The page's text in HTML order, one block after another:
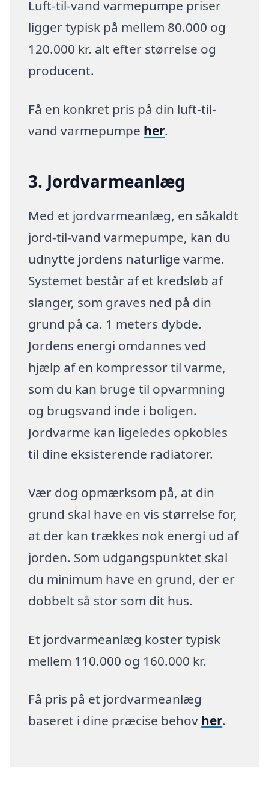
Luft-til-vand varmepumpe priser
ligger typisk på mellem 80.000 og
120.000 kr. alt efter størrelse og
producent.
Få en konkret pris på din luft-til-
vand varmepumpe her.
3. Jordvarmeanlæg
Med et jordvarmeanlæg, en såkaldt
jord-til-vand varmepumpe, kan du
udnytte jordens naturlige varme.
Systemet består af et kredsløb af
slanger, som graves ned på din
grund på ca. 1 meters dybde.
Jordens energi omdannes ved
hjælp af en kompressor til varme,
som du kan bruge til opvarmning
og brugsvand inde i boligen.
Jordvarme kan ligeledes opkobles
til dine eksisterende radiatorer.
Vær dog opmærksom på, at din
grund skal have en vis størrelse for,
at der kan trækkes nok energi ud af
jorden. Som udgangspunktet skal
du minimum have en grund, der er
dobbelt så stor som dit hus.
Et jordvarmeanlæg koster typisk
mellem 110.000 og 160.000 kr.
Få pris på et jordvarmeanlæg
baseret i dine præcise behov her.